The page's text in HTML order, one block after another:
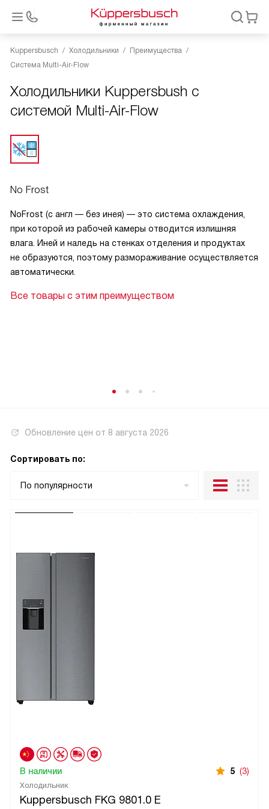
Kuppersbusch Холодильники
Преимущества
Система Multi-Air-Flow
Холодильники Kuppersbush с
системой Multi-Air-Flow
No Frost
NoFrost (с англ — без инея) — это система охлаждения,
при которой из рабочей камеры отводится излишняя
влага. Иней и наледь на стенках отделения и продуктах
не образуются, поэтому размораживание осуществляется
автоматически.
Все товары с этим преимуществом
Обновление цен от 8 августа 2026
Сортировать по:
По популярности
Холодильник
Kuppersbusch FKG 9801.0 E
В наличии 5 (3)